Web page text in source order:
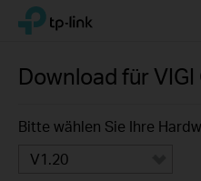
Click
navigation
TP-Link, Reliably Smart
Download für
Bitte wählen Sie Ihre
V1.20